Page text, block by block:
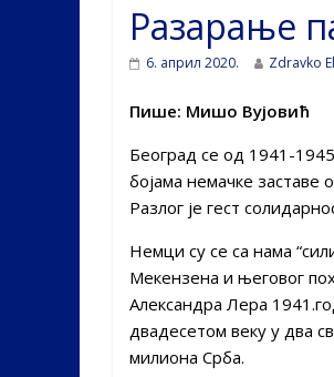
Разарање
6. април 2020. Zdravko
Пише: Мишо Вујовић
Београд се од 1941-
бојама немачке заставе
Разлог је гест
Немци су се са нама
Мекензена и његовог
Александра Лера
двадесетом веку у два
милиона Срба.